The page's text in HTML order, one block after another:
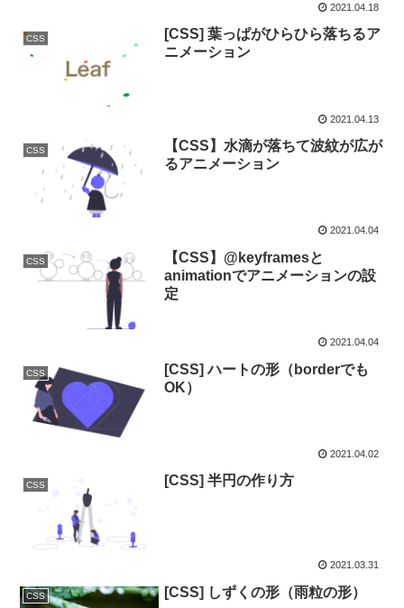
2021.04.18
CSS
[CSS] 葉っぱがひらひら落ちるア
ニメーション
2021.04.13
CSS
【CSS】水滴が落ちて波紋が広が
るアニメーション
2021.04.04
CSS
【CSS】@keyframesと
animationでアニメーションの設
定
2021.04.04
CSS
[CSS] ハートの形（borderでも
OK）
2021.04.02
CSS [CSS] 半円の作り方
2021.03.31
CSS [CSS] しずくの形（雨粒の形）